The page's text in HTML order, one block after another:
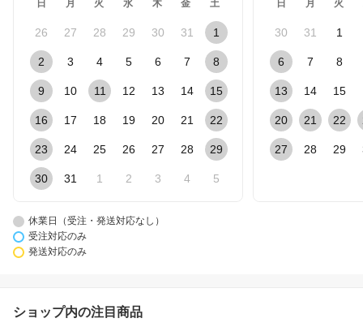
日 月 火 水 木 金 土
26 27 28 29 30 31 1
2 3 4 5 6 7 8
9 10 11 12 13 14 15
16 17 18 19 20 21 22
23 24 25 26 27 28 29
30 31 1 2 3 4 5
日 月 火
30 31 1
6 7 8
13 14 15
20 21 22
27 28 29
休業日（受注・発送対応なし）
受注対応のみ
発送対応のみ
ショップ内の注目商品